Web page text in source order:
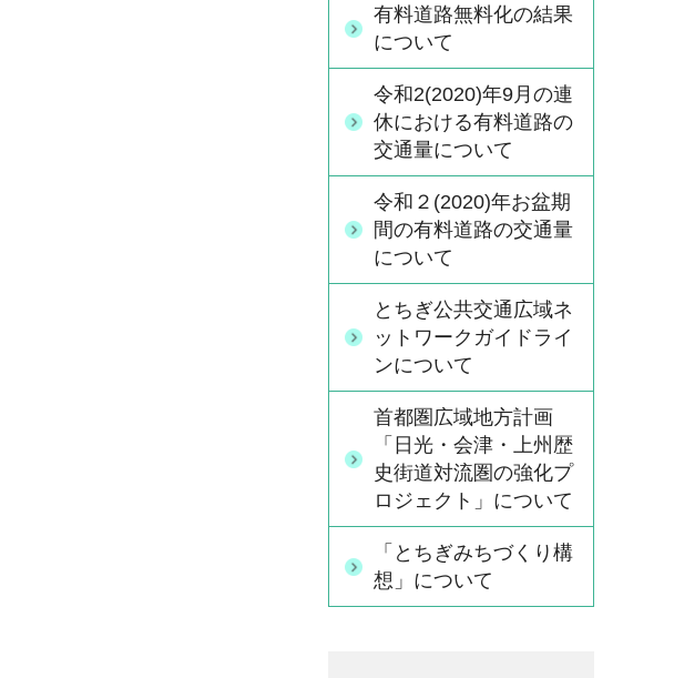
有料道路無料化の結果
について
令和2(2020)年9月の連
休における有料道路の
交通量について
令和２(2020)年お盆期
間の有料道路の交通量
について
とちぎ公共交通広域ネ
ットワークガイドライ
ンについて
首都圏広域地方計画
「日光・会津・上州歴
史街道対流圏の強化プ
ロジェクト」について
「とちぎみちづくり構
想」について